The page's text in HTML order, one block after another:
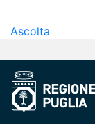
Ascolta